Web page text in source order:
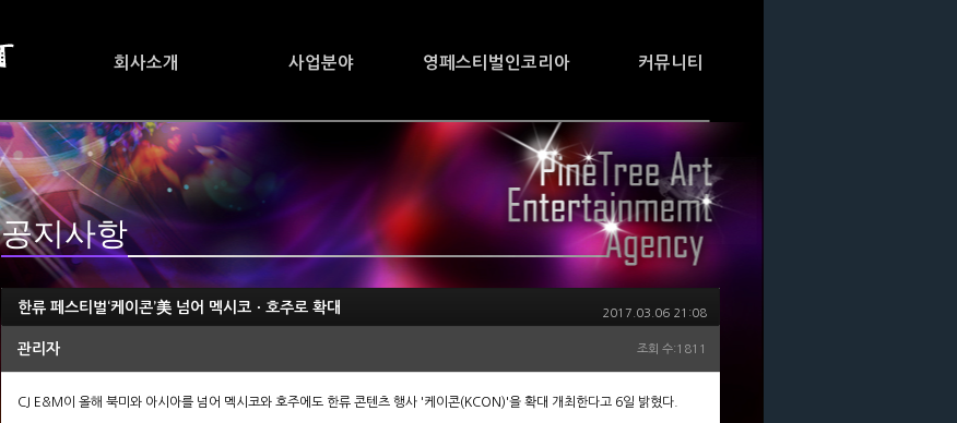
회사소개 사업분야 영페스티벌인코리아 커뮤니티
공지사항
한류 페스티벌‘케이콘’美 넘어 멕시코ㆍ호주로 확대 2017.03.06 21:08
관리자 조회 수:1811
CJ E&M이 올해 북미와 아시아를 넘어 멕시코와 호주에도 한류 콘텐츠 행사 '케이콘(KCON)'을 확대 개최한다고 6일 밝혔다.